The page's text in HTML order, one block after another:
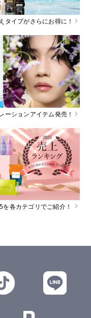
タイプがさらにお得に！
ーションアイテム発売！
各カテゴリでご紹介！